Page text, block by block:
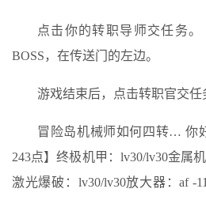
点击你的转职导师交任务
BOSS，在传送门的左边。
游戏结束后，点击转职官交任
冒险岛机械师如何四转… 你
243点】终极机甲：lv30/lv30金属
激光爆破：lv30/lv30放大器：af -